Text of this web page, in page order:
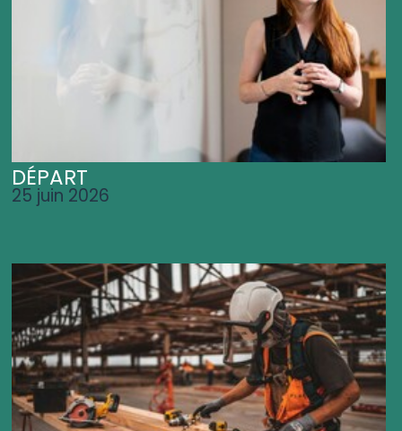
DÉPART
25 juin 2026